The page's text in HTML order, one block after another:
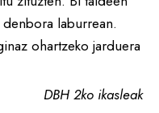
laburrean.
ohartzeko jarduera
DBH 2ko ikasleak